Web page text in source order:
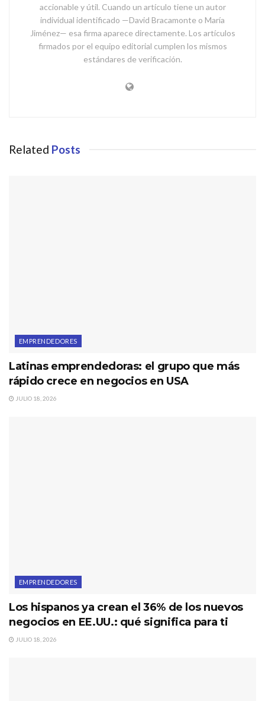
accionable y útil. Cuando un artículo tiene un autor
individual identificado —David Bracamonte o María
Jiménez— esa firma aparece directamente. Los artículos
firmados por el equipo editorial cumplen los mismos
estándares de verificación.
Related Posts
EMPRENDEDORES
Latinas emprendedoras: el grupo que más
rápido crece en negocios en USA
JULIO 18, 2026
EMPRENDEDORES
Los hispanos ya crean el 36% de los nuevos
negocios en EE.UU.: qué significa para ti
JULIO 18, 2026